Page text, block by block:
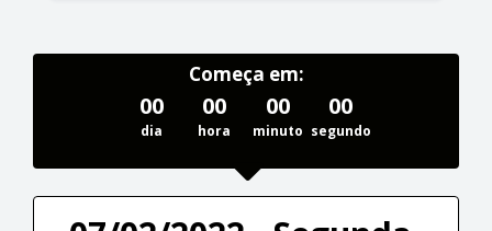
Começa em:
00
dia
00
hora
00
minuto
00
segundo